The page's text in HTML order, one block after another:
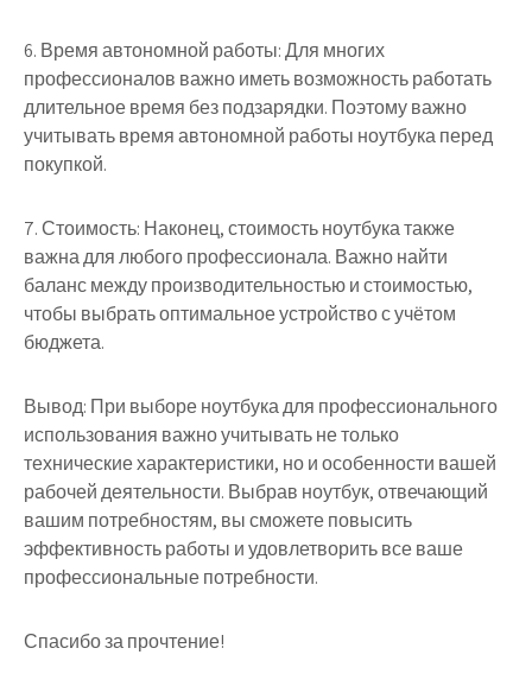
6. Время автономной работы: Для многих
профессионалов важно иметь возможность работать
длительное время без подзарядки. Поэтому важно
учитывать время автономной работы ноутбука перед
покупкой.
7. Стоимость: Наконец, стоимость ноутбука также
важна для любого профессионала. Важно найти
баланс между производительностью и стоимостью,
чтобы выбрать оптимальное устройство с учётом
бюджета.
Вывод: При выборе ноутбука для профессионального
использования важно учитывать не только
технические характеристики, но и особенности вашей
рабочей деятельности. Выбрав ноутбук, отвечающий
вашим потребностям, вы сможете повысить
эффективность работы и удовлетворить все ваше
профессиональные потребности.
Спасибо за прочтение!